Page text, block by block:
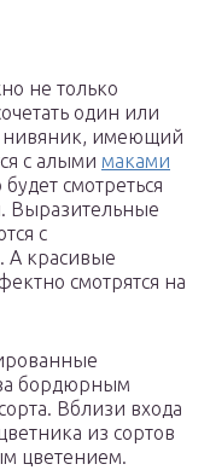
не только
один или
нивяник, имеющий
с алыми маками
смотреться
Выразительные
с
А красивые
смотрятся на
бордюрным
Вблизи входа
из сортов
цветением.